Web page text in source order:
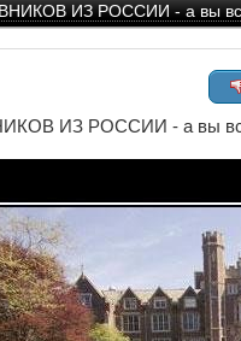
ИЗ РОССИИ - а вы все
ИЗ РОССИИ - а вы все